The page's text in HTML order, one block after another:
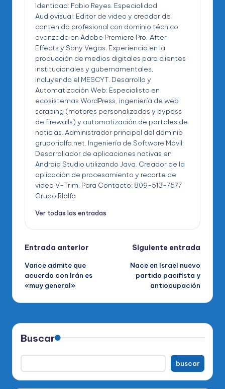
Identidad: Fabio Reyes. Especialidad
Audiovisual: Editor de video y creador de
contenido profesional con dominio técnico
avanzado en Adobe Premiere Pro, After
Effects y Sony Vegas. Experiencia en la
producción de medios digitales para clientes
institucionales y gubernamentales,
incluyendo el MESCYT. Desarrollo y
Automatización Web: Especialista en
ecosistemas WordPress, ingeniería de web
scraping (motores personalizados y bypass
de firewalls) y automatización de portales de
noticias. Administrador principal del dominio
gruporialfa.net. Ingeniería de Software Móvil:
Desarrollador de aplicaciones nativas en
Android Studio utilizando Java. Creador de la
aplicación de procesamiento y recorte de
video V-Trim. Para Contacto: 809-513-7577
Grupo RIalfa
Ver todas las entradas
Navegación
de
entradas
Entrada anterior
Vance admite que
acuerdo con Irán es
«muy general»
Siguiente entrada
Nace en Israel nuevo
partido pacifista y
antiocupación
Buscar
buscar